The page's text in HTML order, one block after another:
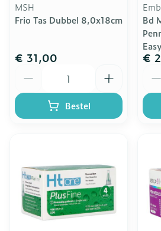
MSH
Frio Tas Dubbel 8,0x18cm
€ 31,00
Bestel
Bd
€